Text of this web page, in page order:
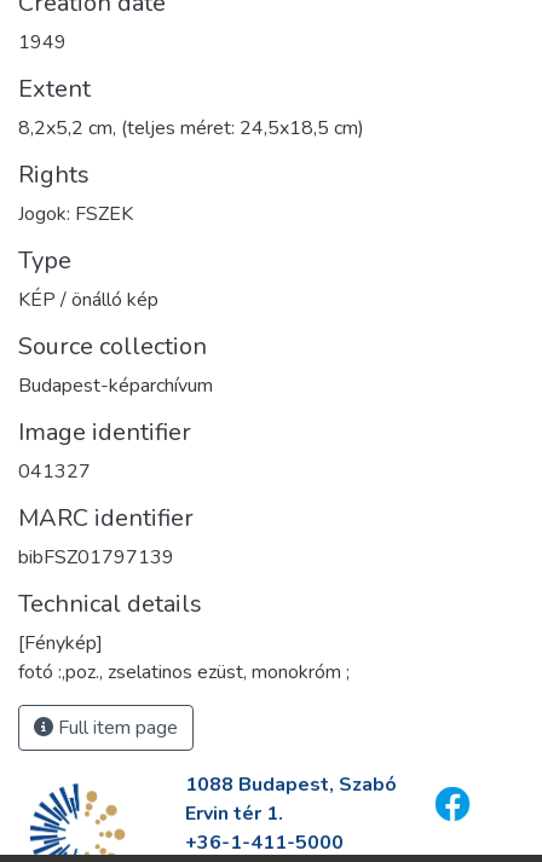
1949
Extent
8,2x5,2 cm, (teljes méret: 24,5x18,5 cm)
Rights
Jogok: FSZEK
Type
KÉP / önálló kép
Source collection
Budapest-képarchívum
Image identifier
041327
MARC identifier
bibFSZ01797139
Technical details
[Fénykép]
fotó :,poz., zselatinos ezüst, monokróm ;
Full item page
1088 Budapest, Szabó
Ervin tér 1.
+36-1-411-5000